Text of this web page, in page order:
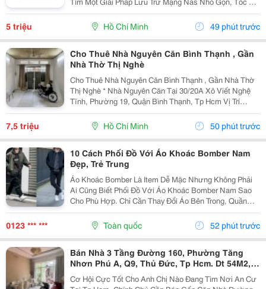
Ổn Định Và Hỗ Trợ Nhiều Tính Năng Sao Lưu?
Terramaster F2-210 Là Lựa Chọn Phù Hợp Cho Cá
Nhân, Gia...
5 triệu Hồ Chí Minh 49 phút trước
Cho Thuê Nhà Nguyên Căn Bình Thạnh , Gần
Nhà Thờ Thị Nghè
Cho Thuê Nhà Nguyên Căn Bình Thạnh , Gần Nhà Thờ
Thị Nghè * Nhà Nguyên Căn Tại 30/20A Xô Viết Nghệ
Tĩnh, Phường 19, Quận Bình Thạnh, Tp Hcm Vị Trí
Thuận Tiện, Khu Dân Cư Hiện Hữu, Di Chuyển Nhanh
Sang Trung Tâm. * Diện Tích 57M&Sup2; ( Ngang 4M,...
7,5 triệu Hồ Chí Minh 50 phút trước
10 Cách Phối Đồ Với Áo Khoác Bomber Nam
Đẹp, Trẻ Trung
Áo Khoác Bomber Là Item Dễ Mặc Nhưng Không Phải
Ai Cũng Biết Phối Đồ Với Áo Khoác Bomber Nam Sao
Cho Phù Hợp. Chỉ Cần Thay Đổi Áo Bên Trong, Quần
Hoặc Giày, Bạn Đã Có Thể Tạo Nên Nhiều Outfit Khác
Nhau Để Đi Làm, Dạo Phố Hay Gặp Gỡ Bạn Bè. Trong...
0123 *** *** Toàn quốc 52 phút trước
Bán Nhà 3 Tầng Đường 160, Phường Tăng
Nhơn Phú A, Q9, Thủ Đức, Tp Hcm. Dt 54M2,
Sổ Hồng Riêng. Giá 5,18 Tỷ
Cơ Hội Cực Tốt Cho Anh Chị Nào Đang Tìm Nơi An Cư